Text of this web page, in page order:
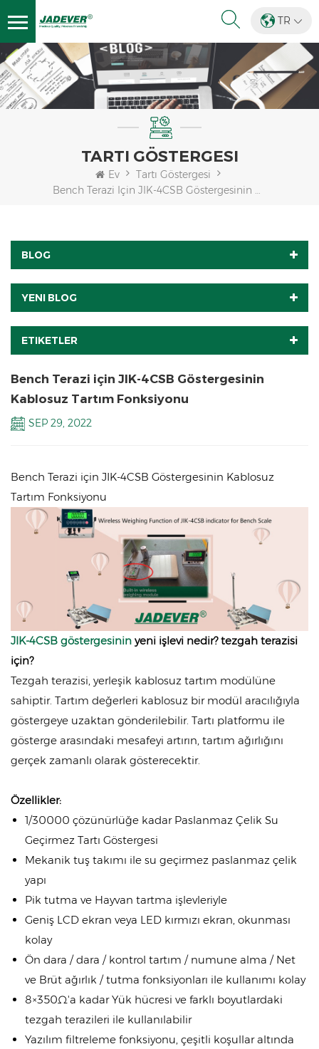
TR
TARTI GÖSTERGESI
Ev
Tartı Göstergesi
Bench Terazi Için JIK-4CSB Göstergesinin Kablosuz Tartım Fonksiyonu
BLOG
YENI BLOG
ETIKETLER
Bench Terazi için JIK-4CSB Göstergesinin
Kablosuz Tartım Fonksiyonu
SEP 29, 2022
Bench Terazi için JIK-4CSB Göstergesinin Kablosuz
Tartım Fonksiyonu
JIK-4CSB göstergesinin yeni işlevi nedir?tezgah terazisi
için?
Tezgah terazisi, yerleşik kablosuz tartım modülüne
sahiptir. Tartım değerleri kablosuz bir modül aracılığıyla
göstergeye uzaktan gönderilebilir. Tartı platformu ile
gösterge arasındaki mesafeyi artırın, tartım ağırlığını
gerçek zamanlı olarak gösterecektir.
Özellikler:
1/30000 çözünürlüğe kadar Paslanmaz Çelik Su
Geçirmez Tartı Göstergesi
Mekanik tuş takımı ile su geçirmez paslanmaz çelik
yapı
Pik tutma ve Hayvan tartma işlevleriyle
Geniş LCD ekran veya LED kırmızı ekran, okunması
kolay
Ön dara / dara / kontrol tartım / numune alma / Net
ve Brüt ağırlık / tutma fonksiyonları ile kullanımı kolay
8×350Ω'a kadar Yük hücresi ve farklı boyutlardaki
tezgah terazileri ile kullanılabilir
Yazılım filtreleme fonksiyonu, çeşitli koşullar altında